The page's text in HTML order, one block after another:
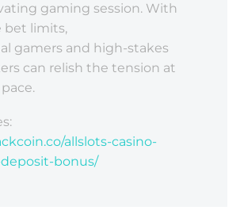
gaming session. With
bet limits,
gamers and high-stakes
can relish the tension at
allslots-casino-
bonus/